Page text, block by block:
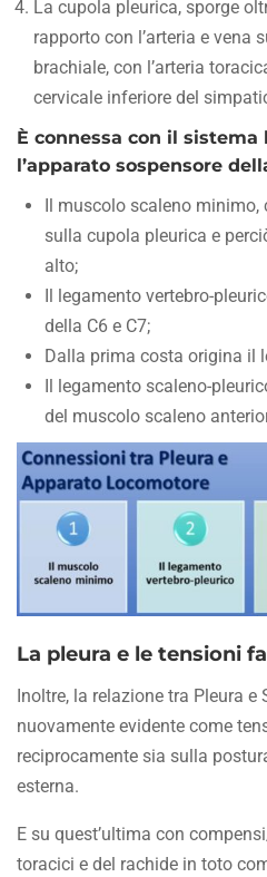
La cupola pleurica, sporge
rapporto con l’arteria e vena
brachiale, con l’arteria
cervicale inferiore del
È connessa con il
l’apparato sospensore
Il muscolo scaleno
sulla cupola pleurica e
alto;
Il legamento vertebro-
della C6 e C7;
Dalla prima costa origina il
Il legamento scaleno-
del muscolo scaleno
La pleura e le tensioni
Inoltre, la relazione tra Pleura
nuovamente evidente come
reciprocamente sia sulla
esterna.
E su quest’ultima con
toracici e del rachide in toto